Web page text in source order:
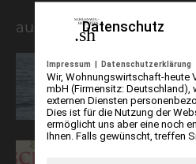
aus der Kulturzeitschrift
Richtig was
Naturschutz
Datenschutz
Impressum | Datenschutzerklärung
Wir, Wohnungswirtschaft-heute
mbH (Firmensitz: Deutschland),
externen Diensten
Dies ist für die Nutzung der
ermöglicht uns aber eine noch
Ihnen. Falls gewünscht, treffen